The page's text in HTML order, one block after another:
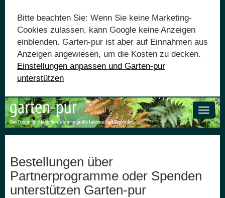
Bitte beachten Sie: Wenn Sie keine Marketing-
Cookies zulassen, kann Google keine Anzeigen
einblenden. Garten-pur ist aber auf Einnahmen aus
Anzeigen angewiesen, um die Kosten zu decken.
Einstellungen anpassen und Garten-pur
unterstützen
Toggle
Bestellungen über
Partnerprogramme oder Spenden
unterstützen Garten-pur